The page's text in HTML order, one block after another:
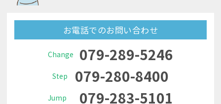
お電話でのお問い合わせ
Change 079-289-5246
Step 079-280-8400
Jump 079-283-5101